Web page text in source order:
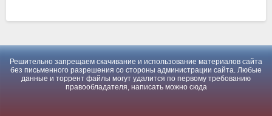
Решительно запрещаем скачивание и использование материалов сайта
без письменного разрешения со стороны администрации сайта. Любые
данные и торрент файлы могут удалится по первому требованию
правообладателя, написать можно сюда